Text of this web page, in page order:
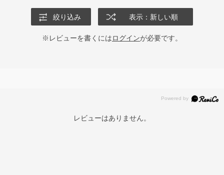
絞り込み 表示：新しい順
※レビューを書くにはログインが必要です。
レビューはありません。